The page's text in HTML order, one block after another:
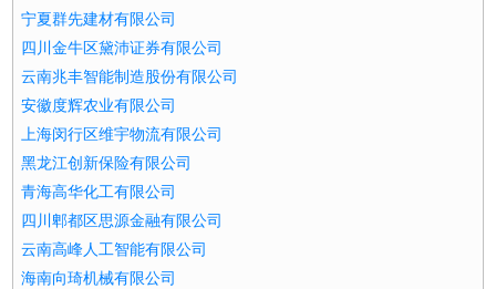
宁夏群先建材有限公司
四川金牛区黛沛证券有限公司
云南兆丰智能制造股份有限公司
安徽度辉农业有限公司
上海闵行区维宇物流有限公司
黑龙江创新保险有限公司
青海高华化工有限公司
四川郫都区思源金融有限公司
云南高峰人工智能有限公司
海南向琦机械有限公司